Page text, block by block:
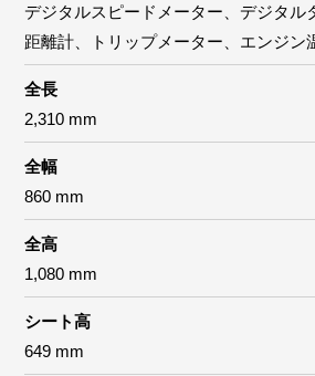
デジタルスピードメーター、デジタル
距離計、トリップメーター、エンジン
全長
2,310 mm
全幅
860 mm
全高
1,080 mm
シート高
649 mm